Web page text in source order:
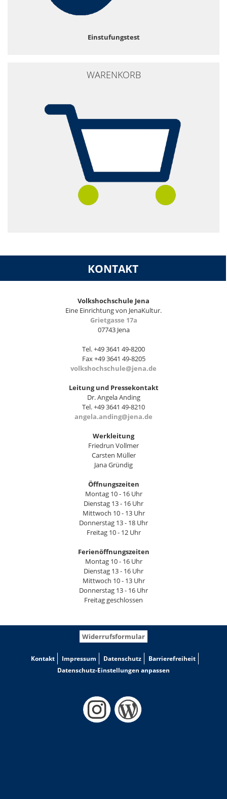
Einstufungstest
WARENKORB
KONTAKT
Volkshochschule Jena
Eine Einrichtung von JenaKultur.
Grietgasse 17a
07743 Jena
Tel. +49 3641 49-8200
Fax +49 3641 49-8205
volkshochschule@jena.de
Leitung und Pressekontakt
Dr. Angela Anding
Tel. +49 3641 49-8210
angela.anding@jena.de
Werkleitung
Friedrun Vollmer
Carsten Müller
Jana Gründig
Öffnungszeiten
Montag 10 - 16 Uhr
Dienstag 13 - 16 Uhr
Mittwoch 10 - 13 Uhr
Donnerstag 13 - 18 Uhr
Freitag 10 - 12 Uhr
Ferienöffnungszeiten
Montag 10 - 16 Uhr
Dienstag 13 - 16 Uhr
Mittwoch 10 - 13 Uhr
Donnerstag 13 - 16 Uhr
Freitag geschlossen
Widerrufsformular
Kontakt Impressum Datenschutz
Barrierefreiheit
Datenschutz-Einstellungen anpassen